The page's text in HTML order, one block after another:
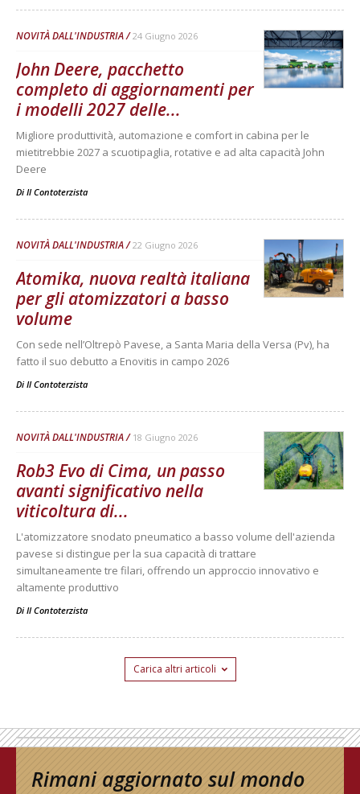
NOVITÀ DALL'INDUSTRIA 24 Giugno 2026
John Deere, pacchetto
completo di aggiornamenti per
i modelli 2027 delle...
Migliore produttività, automazione e comfort in cabina per le
mietitrebbie 2027 a scuotipaglia, rotative e ad alta capacità John
Deere
Di Il Contoterzista
NOVITÀ DALL'INDUSTRIA 22 Giugno 2026
Atomika, nuova realtà italiana
per gli atomizzatori a basso
volume
Con sede nell’Oltrepò Pavese, a Santa Maria della Versa (Pv), ha
fatto il suo debutto a Enovitis in campo 2026
Di Il Contoterzista
NOVITÀ DALL'INDUSTRIA 18 Giugno 2026
Rob3 Evo di Cima, un passo
avanti significativo nella
viticoltura di...
L'atomizzatore snodato pneumatico a basso volume dell'azienda
pavese si distingue per la sua capacità di trattare
simultaneamente tre filari, offrendo un approccio innovativo e
altamente produttivo
Di Il Contoterzista
Carica altri articoli
Rimani aggiornato sul mondo